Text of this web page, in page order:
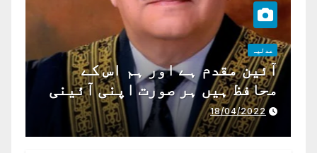
عدلیہ
آئین مقدم ہے اور ہم اس کے
محافظ ہیں ہر صورت اپنی آئینی
ذمہ داری ادا کرینگے ، چیف
جسٹس پاکستان
18/04/2022